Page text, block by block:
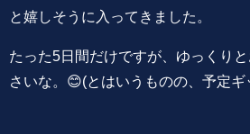
と嬉しそうに入ってきました。
たった5日間だけですが、ゆっくり
さいな。😊(とはいうものの、予定